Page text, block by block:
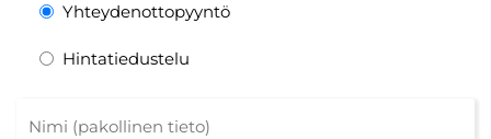
Yhteydenottopyyntö
Hintatiedustelu